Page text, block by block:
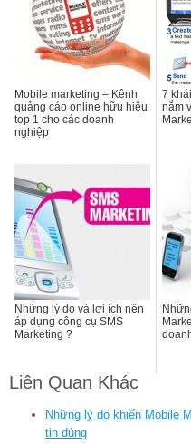
Mobile marketing – Kênh
quảng cáo online hữu hiệu
top 1 cho các doanh
nghiệp
7
nắm
Những lý do và lợi ích nên
áp dụng công cụ SMS
Marketing ?
Liên Quan Khác
Những lý do khiến Mobile
tin dùng